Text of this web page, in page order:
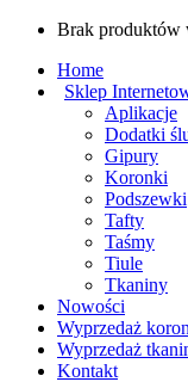
Brak produktów
Home
Sklep
Aplikacje
Dodatki
Gipury
Koronki
Podszewki
Tafty
Taśmy
Tiule
Tkaniny
Nowości
Wyprzedaż
Wyprzedaż
Kontakt